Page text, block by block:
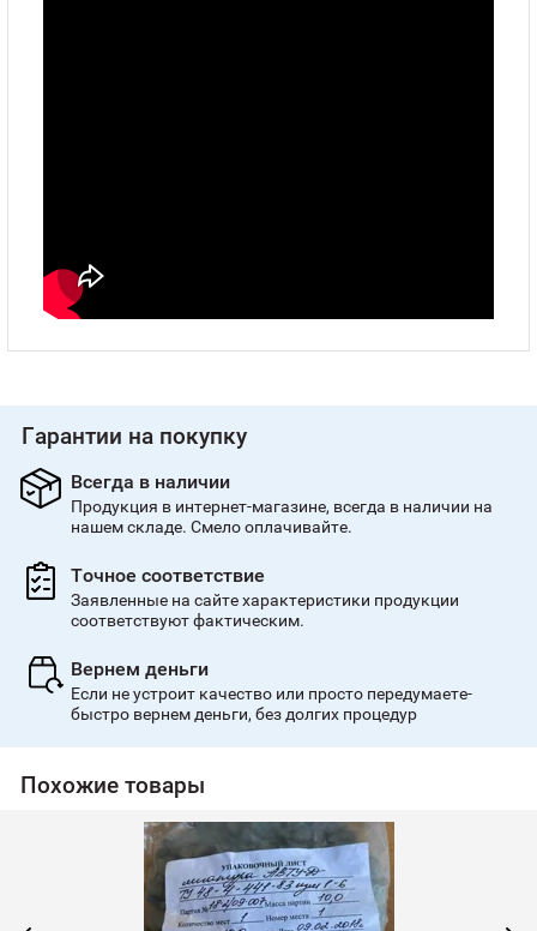
Гарантии на покупку
Всегда в наличии
Продукция в интернет-магазине, всегда в наличии на
нашем складе. Смело оплачивайте.
Точное соответствие
Заявленные на сайте характеристики продукции
соответствуют фактическим.
Вернем деньги
Если не устроит качество или просто передумаете-
быстро вернем деньги, без долгих процедур
Похожие товары